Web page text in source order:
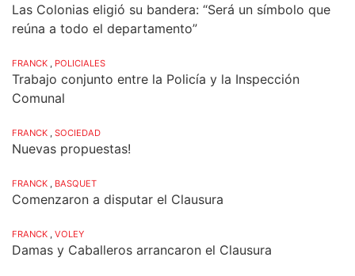
Las Colonias eligió su bandera: “Será un símbolo que
reúna a todo el departamento”
FRANCK , POLICIALES
Trabajo conjunto entre la Policía y la Inspección
Comunal
FRANCK , SOCIEDAD
Nuevas propuestas!
FRANCK , BASQUET
Comenzaron a disputar el Clausura
FRANCK , VOLEY
Damas y Caballeros arrancaron el Clausura